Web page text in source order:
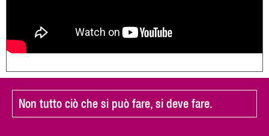
Non tutto ciò che si può fare, si deve fare.